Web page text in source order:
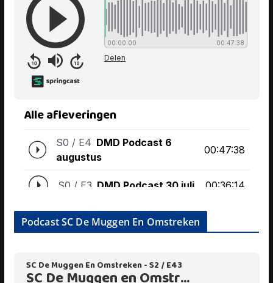
Podcast SC De Muggen En Omstreken